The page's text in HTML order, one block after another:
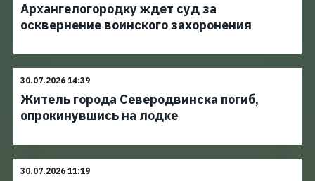
Архангелогородку ждет суд за
осквернение воинского захоронения
30.07.2026 14:39
Житель города Северодвинска погиб,
опрокинувшись на лодке
30.07.2026 11:19